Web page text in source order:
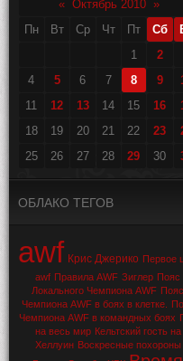
« Октябрь 2010 »
Пн
Вт Ср Чт Пт Сб
1
2
4
5 6 7 8 9
11
12 13 14 15 16
18
19 20 21 22 23
25
26 27 28 29 30
ОБЛАКО ТЕГОВ
awf Крис Джерико Первое
awf Правила AWF Зиглер Пояс
Локального Чемпиона AWF Пояс
Чемпиона AWF в боях в клетке.
Чемпиона AWF в командных боях
на весь мир Кельтский гость на
Хеллуин Воскресные похороны